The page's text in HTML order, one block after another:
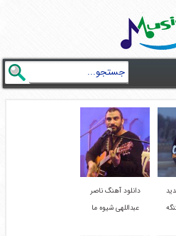
دانلود آهنگ ناصر
عبداللهی شیوه ما